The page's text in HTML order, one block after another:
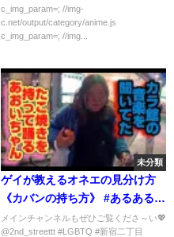
c_img_param=; //img-
c.net/output/category/anime.js
c_img_param=; //img...
未分類
ゲイが教えるオネエの見分け方
《カバンの持ち方》 #あるある #
ゲイ #おすすめにのりたい
メインチャンネルもぜひご覧くださ～い💖
@2nd_streettt #LGBTQ #新宿二丁目